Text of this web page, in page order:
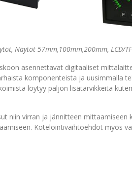
Näytöt 57mm,100mm,200mm, LCD/
asennettavat digitaaliset
komponenteista ja uusimmalla
löytyy paljon lisätarvikkeita
niin virran ja jännitteen mittaamiseen
Kotelointivaihtoehdot myös